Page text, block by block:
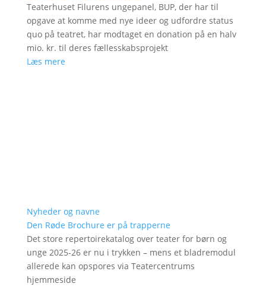
Teaterhuset Filurens ungepanel, BUP, der har til
opgave at komme med nye ideer og udfordre status
quo på teatret, har modtaget en donation på en halv
mio. kr. til deres fællesskabsprojekt
Læs mere
Nyheder og navne
Den Røde Brochure er på trapperne
Det store repertoirekatalog over teater for børn og
unge 2025-26 er nu i trykken – mens et bladremodul
allerede kan opspores via Teatercentrums
hjemmeside